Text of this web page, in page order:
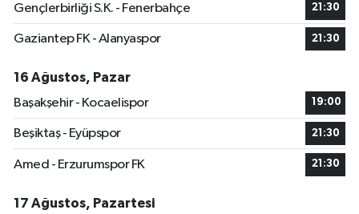
Gençlerbirliği S.K. - Fenerbahçe 21:30
Gaziantep FK - Alanyaspor 21:30
16 Ağustos, Pazar
Başakşehir - Kocaelispor
19:00
Beşiktaş - Eyüpspor 21:30
Amed - Erzurumspor FK 21:30
17 Ağustos, Pazartesi